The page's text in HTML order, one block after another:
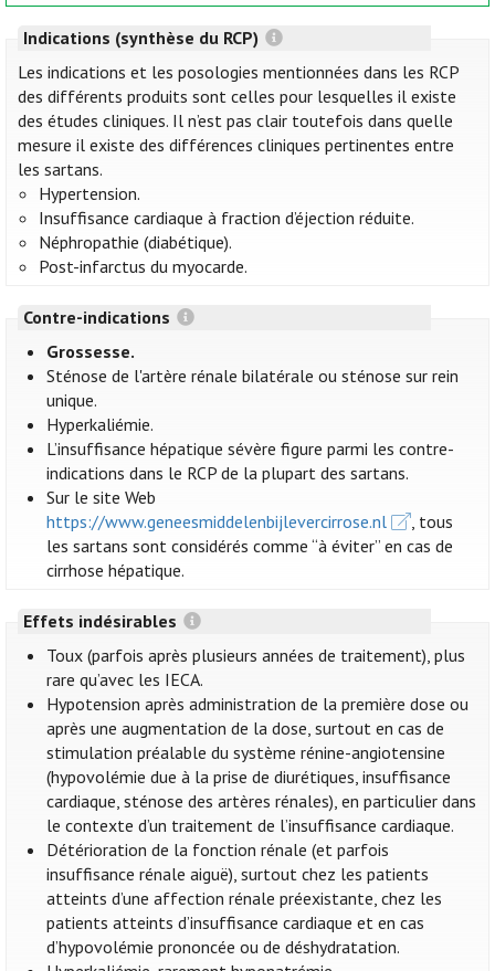
Indications (synthèse du RCP)
Les indications et les posologies mentionnées dans les RCP
des différents produits sont celles pour lesquelles il existe
des études cliniques. Il n’est pas clair toutefois dans quelle
mesure il existe des différences cliniques pertinentes entre
les sartans.
Hypertension.
Insuffisance cardiaque à fraction d’éjection réduite.
Néphropathie (diabétique).
Post-infarctus du myocarde.
Contre-indications
Grossesse.
Sténose de l'artère rénale bilatérale ou sténose sur rein
unique.
Hyperkaliémie.
L’insuffisance hépatique sévère figure parmi les contre-
indications dans le RCP de la plupart des sartans.
Sur le site Web
https://www.geneesmiddelenbijlevercirrose.nl
, tous
les sartans sont considérés comme “à éviter” en cas de
cirrhose hépatique.
Effets indésirables
Toux (parfois après plusieurs années de traitement), plus
rare qu’avec les IECA.
Hypotension après administration de la première dose ou
après une augmentation de la dose, surtout en cas de
stimulation préalable du système rénine-angiotensine
(hypovolémie due à la prise de diurétiques, insuffisance
cardiaque, sténose des artères rénales), en particulier dans
le contexte d’un traitement de l’insuffisance cardiaque.
Détérioration de la fonction rénale (et parfois
insuffisance rénale aiguë), surtout chez les patients
atteints d’une affection rénale préexistante, chez les
patients atteints d’insuffisance cardiaque et en cas
d’hypovolémie prononcée ou de déshydratation.